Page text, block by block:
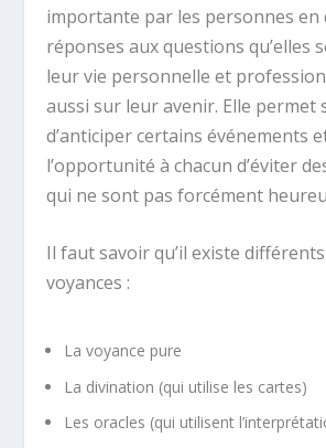
importante par les personnes en
réponses aux questions qu’elles
leur vie personnelle et
aussi sur leur avenir. Elle permet
d’anticiper certains événements
l’opportunité à chacun d’éviter
qui ne sont pas forcément
Il faut savoir qu’il existe
voyances :
La voyance pure
La divination (qui utilise les cartes)
Les oracles (qui utilisent